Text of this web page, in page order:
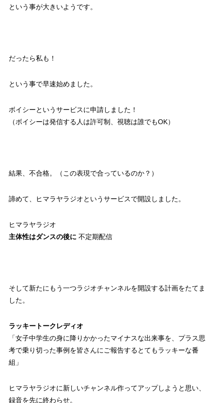
という事が大きいようです。
だったら私も！
という事で早速始めました。
ボイシーというサービスに申請しました！
（ボイシーは発信する人は許可制、視聴は誰でもOK）
結果、不合格。（この表現で合っているのか？）
諦めて、ヒマラヤラジオというサービスで開設しました。
ヒマラヤラジオ
主体性はダンスの後に 不定期配信
そして新たにもう一つラジオチャンネルを開設する計画をたてま
した。
ラッキートークレディオ
「女子中学生の身に降りかかったマイナスな出来事を、プラス思
考で乗り切った事例を皆さんにご報告するとてもラッキーな番
組」
ヒマラヤラジオに新しいチャンネル作ってアップしようと思い、
録音を先に終わらせ。